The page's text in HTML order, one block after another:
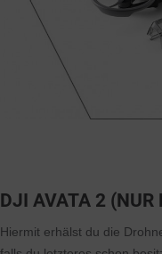
DJI AVATA 2 (NUR
Hiermit erhälst du die